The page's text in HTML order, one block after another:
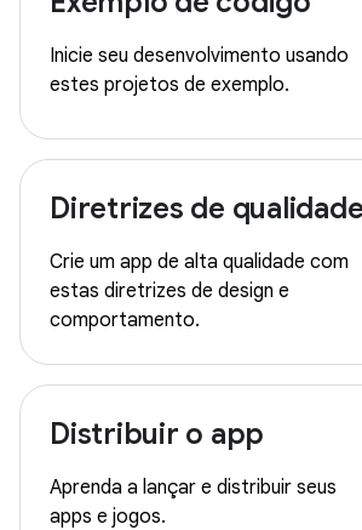
Inicie seu desenvolvimento usando
estes projetos de exemplo.
Diretrizes de qualidade
Crie um app de alta qualidade com
estas diretrizes de design e
comportamento.
Distribuir o app
Aprenda a lançar e distribuir seus
apps e jogos.